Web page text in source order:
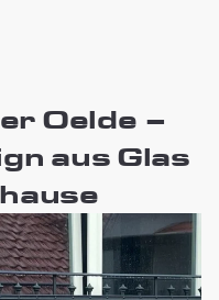
Oelde –
aus Glas